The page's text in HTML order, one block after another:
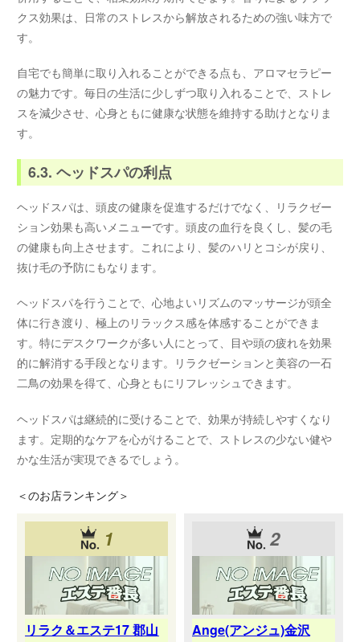
クス効果は、日常のストレスから解放されるための強い味方で
す。
自宅でも簡単に取り入れることができる点も、アロマセラピー
の魅力です。毎日の生活に少しずつ取り入れることで、ストレ
スを減少させ、心身ともに健康な状態を維持する助けとなりま
す。
6.3. ヘッドスパの利点
ヘッドスパは、頭皮の健康を促進するだけでなく、リラクゼー
ション効果も高いメニューです。頭皮の血行を良くし、髪の毛
の健康も向上させます。これにより、髪のハリとコシが戻り、
抜け毛の予防にもなります。
ヘッドスパを行うことで、心地よいリズムのマッサージが頭全
体に行き渡り、極上のリラックス感を体感することができま
す。特にデスクワークが多い人にとって、目や頭の疲れを効果
的に解消する手段となります。リラクゼーションと美容の一石
二鳥の効果を得て、心身ともにリフレッシュできます。
ヘッドスパは継続的に受けることで、効果が持続しやすくなり
ます。定期的なケアを心がけることで、ストレスの少ない健や
かな生活が実現できるでしょう。
＜のお店ランキング＞
1
リラク＆エステ17 郡山
2
Ange(アンジュ)金沢